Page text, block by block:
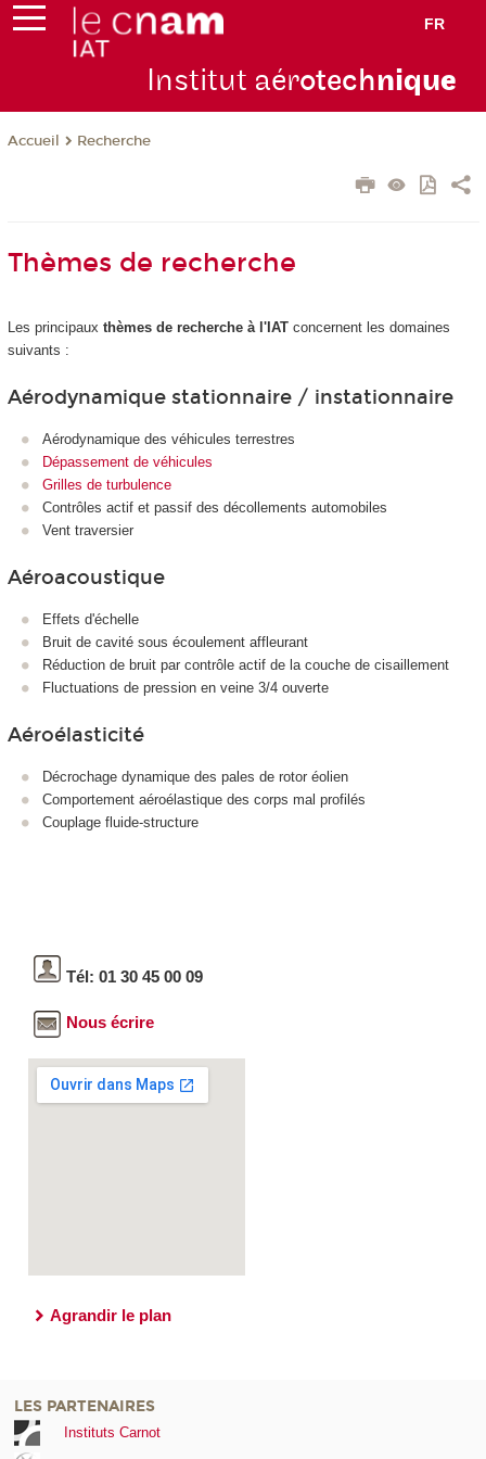
FR
Institut aérotechnique
Accueil Recherche
Thèmes de recherche
Les principaux thèmes de recherche à l'IATconcernent les domaines
suivants :
Aérodynamique stationnaire / instationnaire
Aérodynamique des véhicules terrestres
Dépassement de véhicules
Grilles de turbulence
Contrôles actif et passif des décollements automobiles
Vent traversier
Aéroacoustique
Effets d'échelle
Bruit de cavité sous écoulement affleurant
Réduction de bruit par contrôle actif de la couche de cisaillement
Fluctuations de pression en veine 3/4 ouverte
Aéroélasticité
Décrochage dynamique des pales de rotor éolien
Comportement aéroélastique des corps mal profilés
Couplage fluide-structure
Tél: 01 30 45 00 09
Nous écrire
Agrandir le plan
LES PARTENAIRES
Instituts Carnot